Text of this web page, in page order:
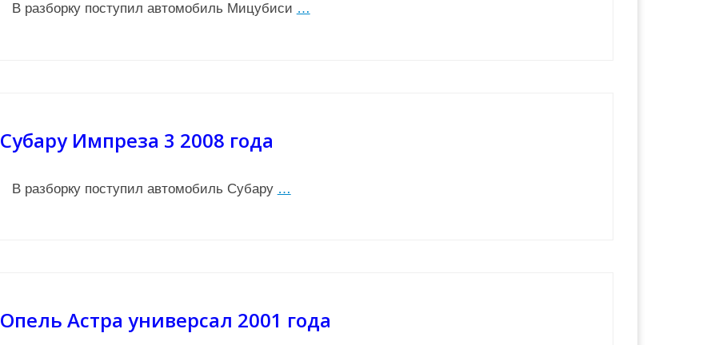
В разборку поступил автомобиль Мицубиси …
Субару Импреза 3 2008 года
В разборку поступил автомобиль Субару …
Опель Астра универсал 2001 года